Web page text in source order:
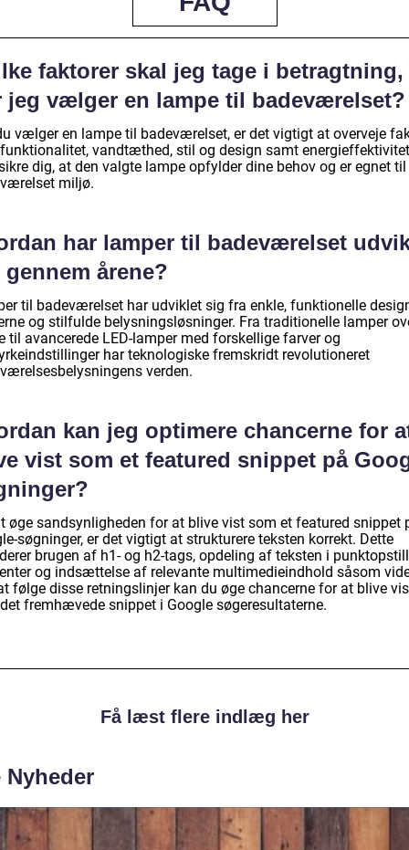
faktorer skal jeg tage i betragtning,
jeg vælger en lampe til badeværelset?
vælger en lampe til badeværelset, er det vigtigt at overveje
vandtæthed, stil og design samt
dig, at den valgte lampe opfylder dine behov og er egnet til
miljø.
har lamper til badeværelset
årene?
til badeværelset har udviklet sig fra enkle, funktionelle
og stilfulde belysningsløsninger. Fra traditionelle lamper
til avancerede LED-lamper med forskellige farver og
har teknologiske fremskridt revolutioneret
verden.
kan jeg optimere chancerne for
vist som et featured snippet på
øge sandsynligheden for at blive vist som et featured snippet
søgninger, er det vigtigt at strukturere teksten korrekt. Dette
brugen af h1- og h2-tags, opdeling af teksten i
og indsættelse af relevante multimedieindhold såsom
følge disse retningslinjer kan du øge chancerne for at blive
fremhævede snippet i Google søgeresultaterne.
Få læst flere indlæg her
Nyheder